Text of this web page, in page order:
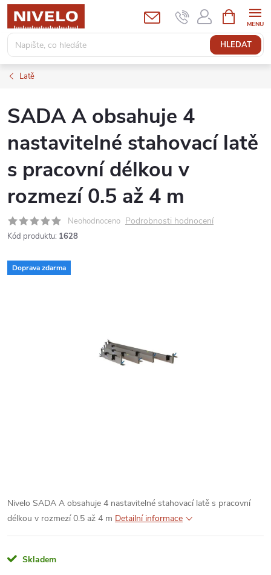
Přejít
obsah
HLEDAT
NÁKUPNÍ
KOŠÍK
Latě
SADA A obsahuje 4
nastavitelné stahovací latě
s pracovní délkou v
rozmezí 0.5 až 4 m
Neohodnoceno Podrobnosti hodnocení
Kód produktu: 1628
Doprava zdarma
Nivelo SADA A obsahuje 4 nastavitelné stahovací latě s pracovní
délkou v rozmezí 0.5 až 4 m Detailní informace
Skladem